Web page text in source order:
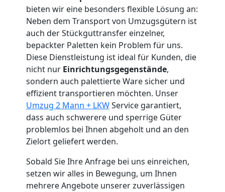
bieten wir eine besonders flexible Lösung an:
Neben dem Transport von Umzugsgütern ist
auch der Stückguttransfer einzelner,
bepackter Paletten kein Problem für uns.
Diese Dienstleistung ist ideal für Kunden, die
nicht nur Einrichtungsgegenstände,
sondern auch palettierte Ware sicher und
effizient transportieren möchten. Unser
Umzug 2 Mann + LKWService garantiert,
dass auch schwerere und sperrige Güter
problemlos bei Ihnen abgeholt und an den
Zielort geliefert werden.
Sobald Sie Ihre Anfrage bei uns einreichen,
setzen wir alles in Bewegung, um Ihnen
mehrere Angebote unserer zuverlässigen
Tragehilfe
Traun
Kleiner
Umzug
Traun
Küchenumzug